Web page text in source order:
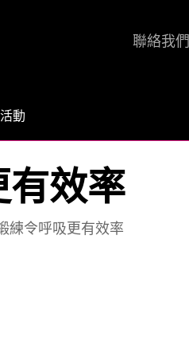
活動
聯絡我們
有效率
練令呼吸更有效率